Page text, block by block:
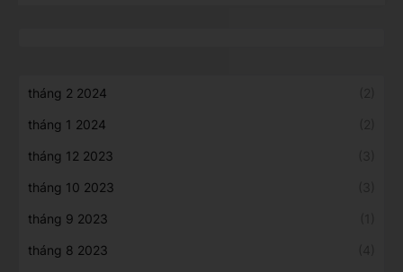
tháng 2 2024
tháng 1 2024
tháng 12 2023
tháng 10 2023
tháng 9 2023
tháng 8 2023